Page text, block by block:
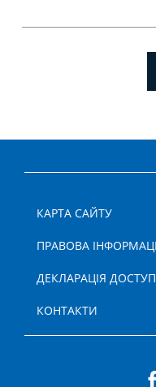
КАРТА САЙТУ
ПРАВОВА
ДЕКЛАРАЦІЯ
КОНТАКТИ